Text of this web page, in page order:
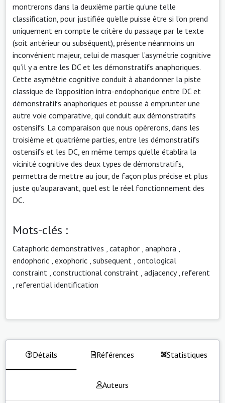
montrerons dans la deuxième partie qu’une telle
classification, pour justifiée qu’elle puisse être si l’on prend
uniquement en compte le critère du passage par le texte
(soit antérieur ou subséquent), présente néanmoins un
inconvénient majeur, celui de masquer l’asymétrie cognitive
qu’il y a entre les DC et les démonstratifs anaphoriques.
Cette asymétrie cognitive conduit à abandonner la piste
classique de l’opposition intra-endophorique entre DC et
démonstratifs anaphoriques et pousse à emprunter une
autre voie comparative, qui conduit aux démonstratifs
ostensifs. La comparaison que nous opèrerons, dans les
troisième et quatrième parties, entre les démonstratifs
ostensifs et les DC, en même temps qu’elle établira la
vicinité cognitive des deux types de démonstratifs,
permettra de mettre au jour, de façon plus précise et plus
juste qu’auparavant, quel est le réel fonctionnement des
DC.
Mots-clés :
Cataphoric demonstratives cataphor anaphora
endophoric exophoric subsequent ontological
constraint constructional constraint adjacency, referent
referential identification
Détails Références Statistiques
Auteurs